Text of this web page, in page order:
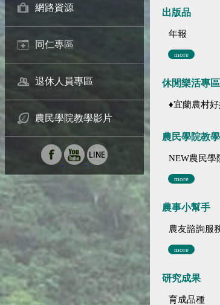
網路資源
同仁專區
退休人員專區
農民學院教學影片
出版品
年報
more
休閒樂活專區
♦宜蘭農村好好玩 ♦「農、藝、山、水
農民學院教
NEW農民學院訓練影
more
農事小幫手
農友諮詢服
more
研究成果
育成品種